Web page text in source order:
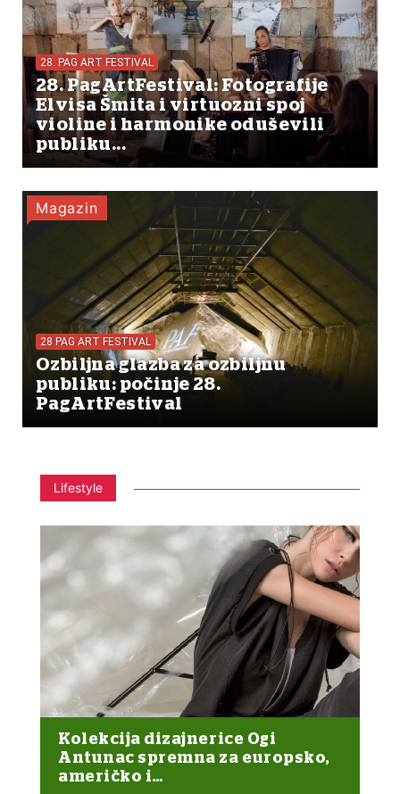
28. PAG ART FESTIVAL
28. PagArtFestival: Fotografije
Elvisa Šmita i virtuozni spoj
violine i harmonike oduševili
publiku...
Magazin
28 PAG ART FESTIVAL
Ozbiljna glazba za ozbiljnu
publiku: počinje 28.
PagArtFestival
Lifestyle
Kolekcija dizajnerice Ogi
Antunac spremna za europsko,
američko i…